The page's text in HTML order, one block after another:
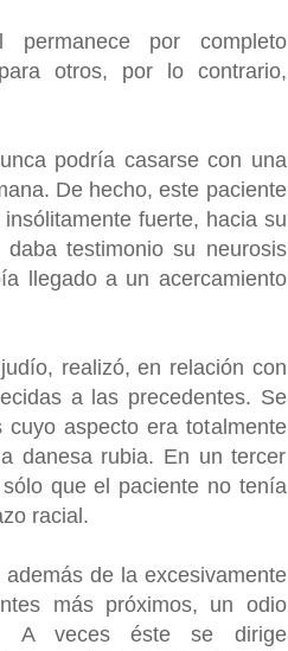
por completo
otros, por lo contrario,
podría casarse con una
De hecho, este paciente
fuerte, hacia su
testimonio su neurosis
llegado a un acercamiento
realizó, en relación con
a las precedentes. Se
cuyo aspecto era totalmente
danesa rubia. En un tercer
que el paciente no tenía
racial.
de la excesivamente
más próximos, un odio
A veces éste se dirige